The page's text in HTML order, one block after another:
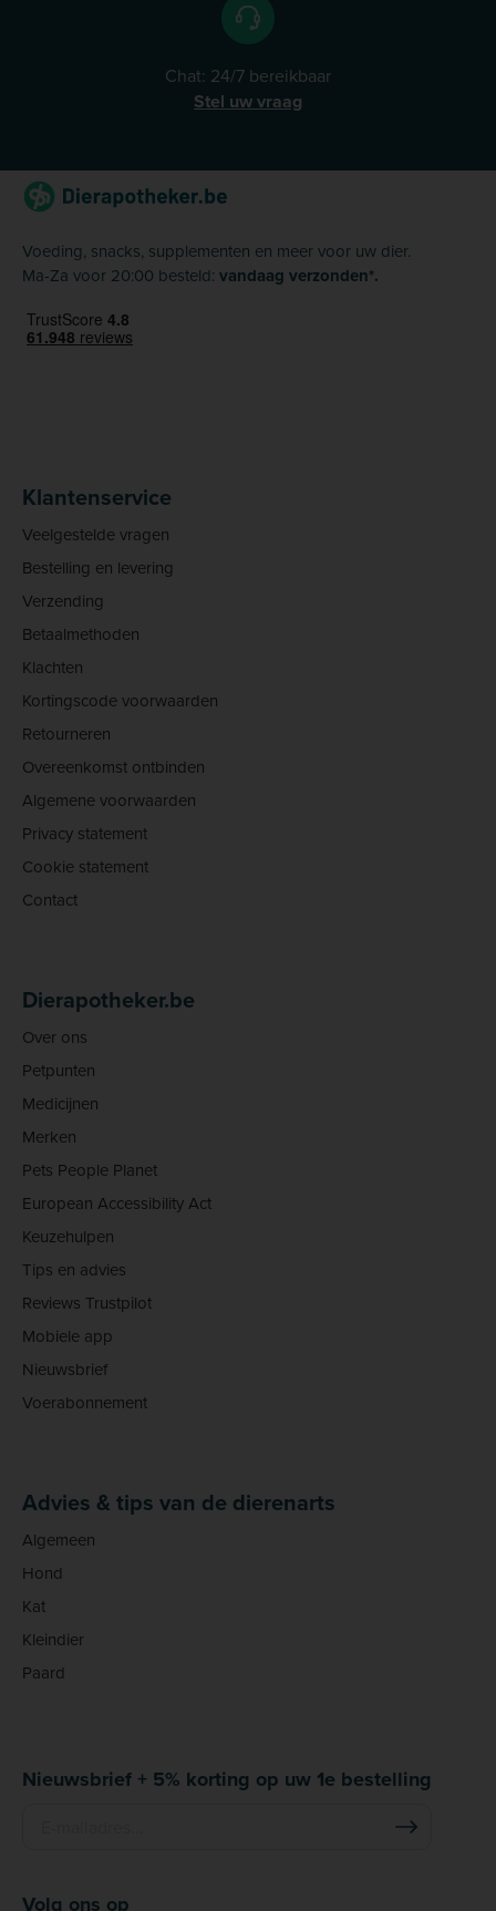
Chat: 24/7 bereikbaar
Stel uw vraag
Voeding, snacks, supplementen en meer voor uw dier.
Ma-Za voor 20:00 besteld: vandaag verzonden*.
Klantenservice
Veelgestelde vragen
Bestelling en levering
Verzending
Betaalmethoden
Klachten
Kortingscode voorwaarden
Retourneren
Overeenkomst ontbinden
Algemene voorwaarden
Privacy statement
Cookie statement
Contact
Dierapotheker.be
Over ons
Petpunten
Medicijnen
Merken
Pets People Planet
European Accessibility Act
Keuzehulpen
Tips en advies
Reviews Trustpilot
Mobiele app
Nieuwsbrief
Voerabonnement
Advies & tips van de dierenarts
Algemeen
Hond
Kat
Kleindier
Paard
Nieuwsbrief + 5% korting op uw 1e bestelling
Volg ons op